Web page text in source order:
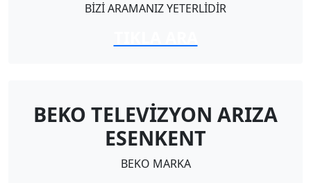
BİZİ ARAMANIZ YETERLİDİR
BEKO TELEVİZYON ARIZA
ESENKENT
BEKO MARKA